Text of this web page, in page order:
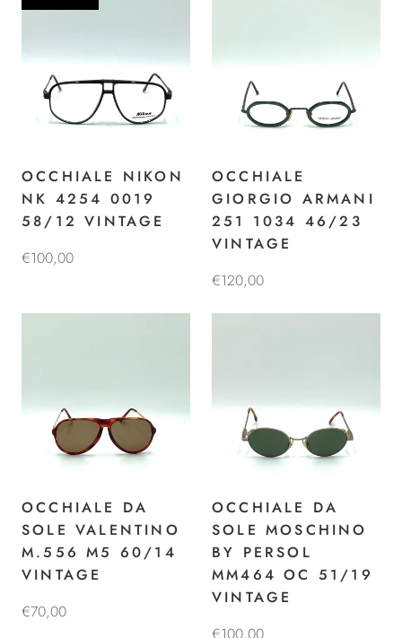
OCCHIALE NIKON
NK 4254 0019
58/12 VINTAGE
€100,00
OCCHIALE
GIORGIO ARMANI
251 1034 46/23
VINTAGE
€120,00
OCCHIALE DA
SOLE VALENTINO
M.556 M5 60/14
VINTAGE
€70,00
OCCHIALE DA
SOLE MOSCHINO
BY PERSOL
MM464 OC 51/19
VINTAGE